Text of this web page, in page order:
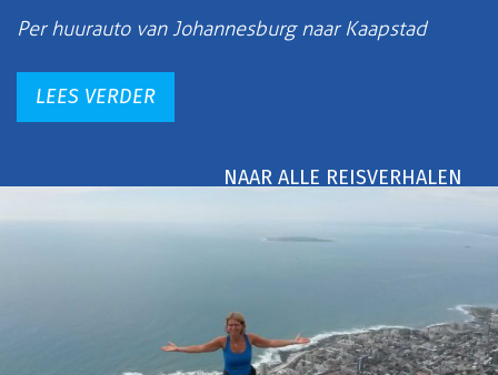
Per huurauto van Johannesburg naar Kaapstad
LEES VERDER
NAAR ALLE REISVERHALEN